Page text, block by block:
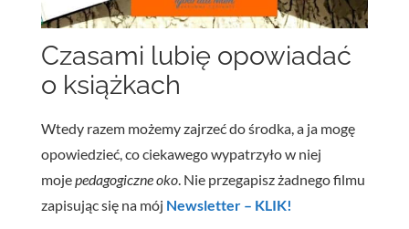
Czasami lubię opowiadać
o książkach
Wtedy razem możemy zajrzeć do środka, a ja mogę
opowiedzieć, co ciekawego wypatrzyło w niej
mojepedagogiczne oko. Nie przegapisz żadnego filmu
zapisując się na mój Newsletter – KLIK!